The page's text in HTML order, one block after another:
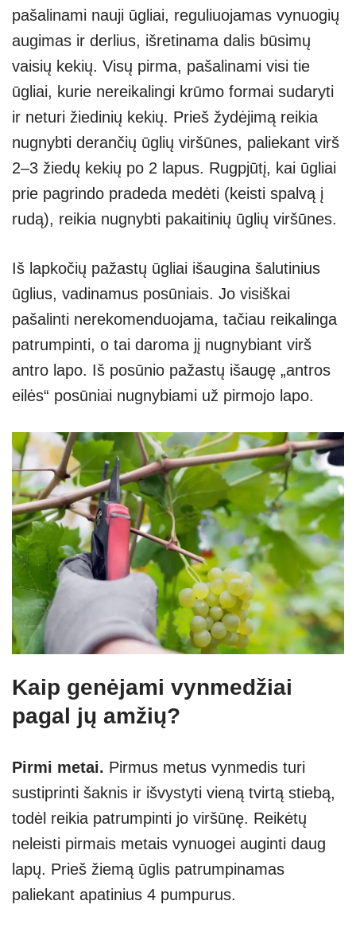
pašalinami nauji ūgliai, reguliuojamas vynuogių
augimas ir derlius, išretinama dalis būsimų
vaisių kekių. Visų pirma, pašalinami visi tie
ūgliai, kurie nereikalingi krūmo formai sudaryti
ir neturi žiedinių kekių. Prieš žydėjimą reikia
nugnybti derančių ūglių viršūnes, paliekant virš
2–3 žiedų kekių po 2 lapus. Rugpjūtį, kai ūgliai
prie pagrindo pradeda medėti (keisti spalvą į
rudą), reikia nugnybti pakaitinių ūglių viršūnes.
Iš lapkočių pažastų ūgliai išaugina šalutinius
ūglius, vadinamus posūniais. Jo visiškai
pašalinti nerekomenduojama, tačiau reikalinga
patrumpinti, o tai daroma jį nugnybiant virš
antro lapo. Iš posūnio pažastų išaugę „antros
eilės“ posūniai nugnybiami už pirmojo lapo.
Kaip genėjami vynmedžiai
pagal jų amžių?
Pirmi metai. Pirmus metus vynmedis turi
sustiprinti šaknis ir išvystyti vieną tvirtą stiebą,
todėl reikia patrumpinti jo viršūnę. Reikėtų
neleisti pirmais metais vynuogei auginti daug
lapų. Prieš žiemą ūglis patrumpinamas
paliekant apatinius 4 pumpurus.